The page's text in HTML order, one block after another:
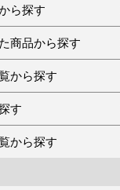
ら探す
商品から探す
から探す
す
から探す